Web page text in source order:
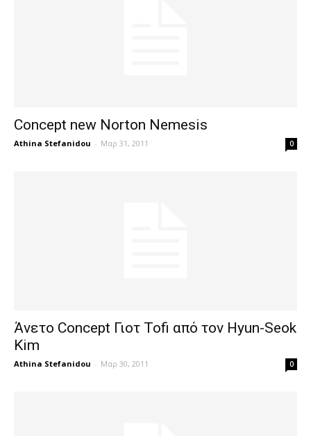
Concept new Norton Nemesis
Athina Stefanidou - Μαρ 31, 2011 0
Άνετο Concept Γιοτ Tofi από τον Hyun-Seok
Kim
Athina Stefanidou - Μαρ 30, 2011 0